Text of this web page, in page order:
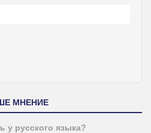
МНЕНИЕ
у русского языка?